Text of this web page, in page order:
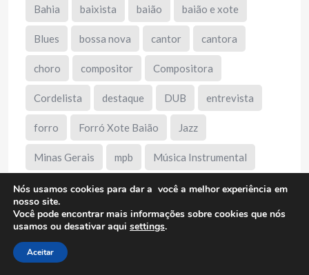
Bahia baixista baião baião e xote
Blues bossa nova cantor cantora
choro compositor Compositora
Cordelista destaque DUB entrevista
forro Forró Xote Baião Jazz
Minas Gerais mpb Música Instrumental
Música Sertaneja pagode paraíba
Pernambuco Pianista pop Pop Rock
professor
Nós usamos cookies para dar a você a melhor experiência em
nosso site.
Você pode encontrar mais informações sobre cookies que nós
usamos ou desativar aqui settings.
Aceitar